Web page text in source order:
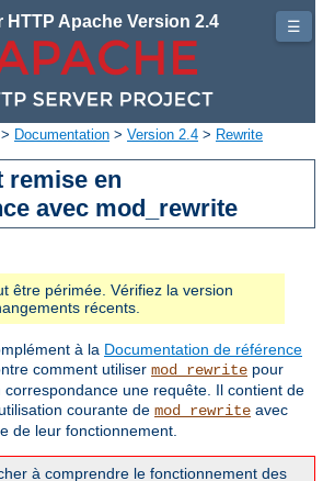
HTTP Apache Version 2.4
> Documentation > Version 2.4 > Rewrite
remise en
avec mod_rewrite
être périmée. Vérifiez la version
récents.
à la Documentation de référence
comment utiliser mod_rewrite pour
une requête. Il contient de
courante de mod_rewrite avec
de leur fonctionnement.
à comprendre le fonctionnement des
☰